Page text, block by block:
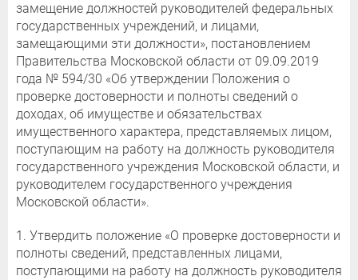
замещение должностей руководителей федеральных
государственных учреждений, и лицами,
замещающими эти должности», постановлением
Правительства Московской области от 09.09.2019
года № 594/30 «Об утверждении Положения о
проверке достоверности и полноты сведений о
доходах, об имуществе и обязательствах
имущественного характера, представляемых лицом,
поступающим на работу на должность руководителя
государственного учреждения Московской области, и
руководителем государственного учреждения
Московской области».
1. Утвердить положение «О проверке достоверности и
полноты сведений, представленных лицами,
поступающими на работу на должность руководителя